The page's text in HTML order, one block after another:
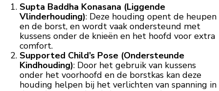
Supta Baddha Konasana (Liggende
Vlinderhouding): Deze houding opent de heupen
en de borst, en wordt vaak ondersteund met
kussens onder de knieën en het hoofd voor extra
comfort.
Supported Child’s Pose (Ondersteunde
Kindhouding): Door het gebruik van kussens
onder het voorhoofd en de borstkas kan deze
houding helpen bij het verlichten van spanning in